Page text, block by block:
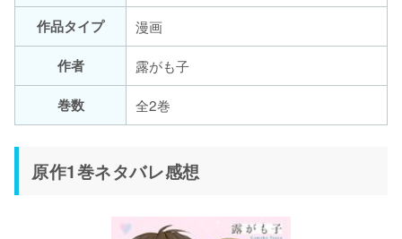
作品タイプ
漫画
作者
露がも子
巻数
全2巻
原作1巻ネタバレ感想